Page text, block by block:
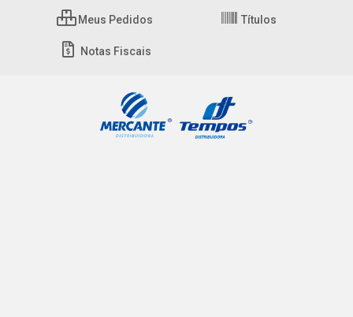
Meus Pedidos Títulos
Notas Fiscais